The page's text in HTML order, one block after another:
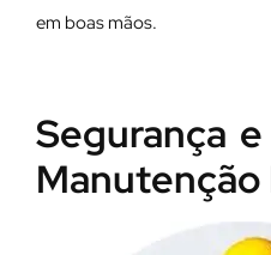
em boas mãos.
Segurança
Manutenção